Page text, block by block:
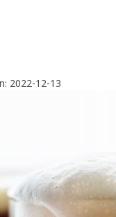
2022-12-13